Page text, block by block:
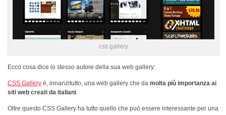
css gallery
Ecco cosa dice lo stesso autore della sua web gallery:
CSS Gallery è, innanzitutto, una web gallery che da molta più importanza ai
siti web creati da italiani.
Oltre questo CSS Gallery ha tutto quello che può essere interessante per una